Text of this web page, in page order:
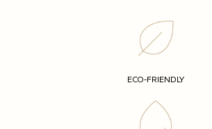
ECO-FRIENDLY